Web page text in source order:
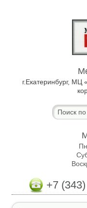
г.Екатеринбург, МЦ
+7